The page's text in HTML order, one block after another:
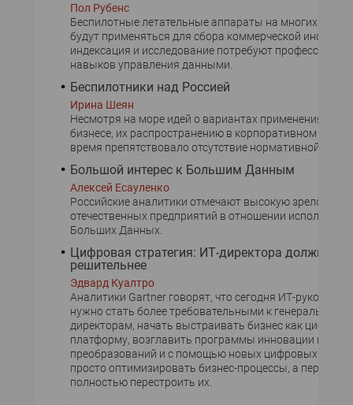
Пол Рубенс
Беспилотные летательные аппараты на многих
будут применяться для сбора коммерческой
индексация и исследование потребуют
навыков управления данными.
Беспилотники над Россией
Ирина Шеян
Несмотря на море идей о вариантах применения
бизнесе, их распространению в корпоративном
время препятствовало отсутствие нормативной базы.
Большой интерес к Большим Данным
Алексей Есауленко
Российские аналитики отмечают высокую зрелость
отечественных предприятий в отношении
Больших Данных.
Цифровая стратегия: ИТ-директора должны
решительнее
Эдвард Куалтро
Аналитики Gartner говорят, что сегодня ИТ-
нужно стать более требовательными к генеральным
директорам, начать выстраивать бизнес как
платформу, возглавить программы инновации и
преобразований и с помощью новых цифровых
просто оптимизировать бизнес-процессы, а
полностью перестроить их.